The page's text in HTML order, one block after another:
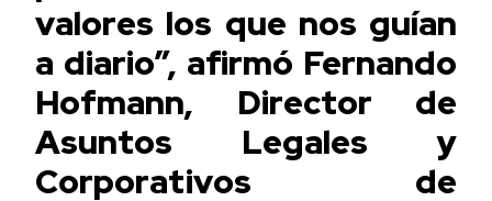
valores los que nos guían
a diario”, afirmó Fernando
Hofmann, Director de
Asuntos Legales y
Corporativos de